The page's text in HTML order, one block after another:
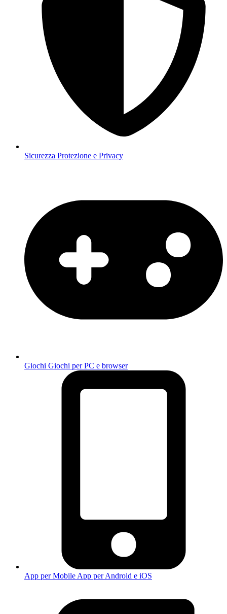
Sicurezza Protezione e Privacy
Giochi Giochi per PC e browser
App per Mobile App per Android e iOS